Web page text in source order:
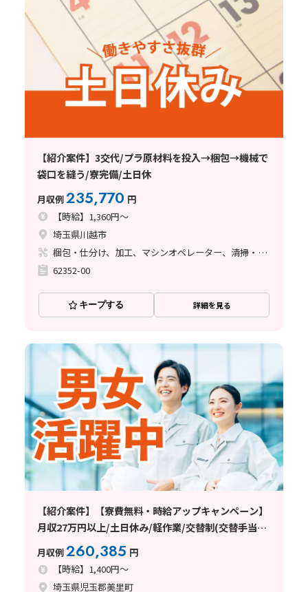
【紹介案件】3交代/プラ原材料を投入→梱包→機械で
袋口を縫う/寮完備/土日休
月収例235,770 円
【時給】1,360円～
埼玉県川越市
梱包・仕分け、加工、マシンオペレーター、清掃・洗浄
62352-00
キープする 詳細を見る
【紹介案件】【寮費無料・時給アップキャンペーン】
月収27万円以上/土日休み/軽作業/交替制(交替手当て
あり)/未経験者歓迎/20～40代の男女活躍中/車通勤可
能/日払い・週払い制度あり
月収例260,385 円
【時給】1,400円～
埼玉県児玉郡美里町